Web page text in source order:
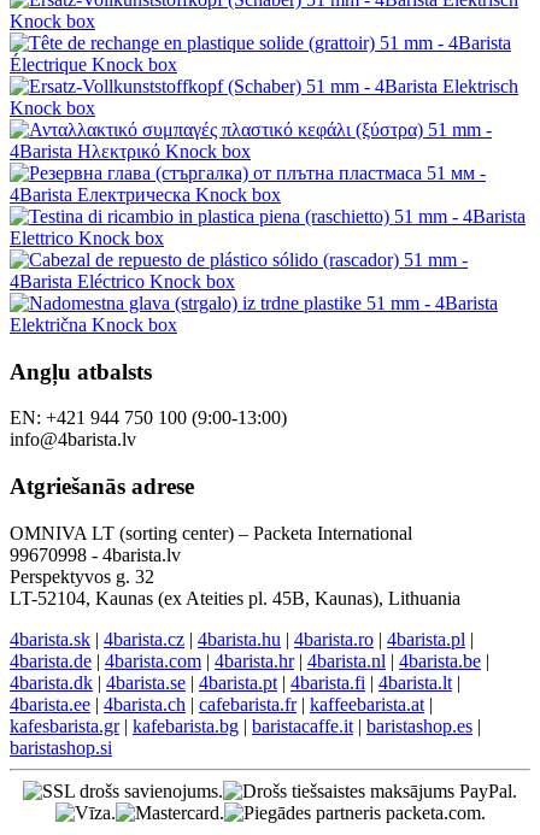
Angļu atbalsts
EN: +421 944 750 100 (9:00-13:00)
info@4barista.lv
Atgriešanās adrese
OMNIVA LT (sorting center) – Packeta International
99670998 - 4barista.lv
Perspektyvos g. 32
LT-52104, Kaunas (ex Ateities pl. 45B, Kaunas), Lithuania
4barista.sk | 4barista.cz | 4barista.hu | 4barista.ro | 4barista.pl |
4barista.de | 4barista.com | 4barista.hr| 4barista.nl | 4barista.be |
4barista.dk | 4barista.se | 4barista.pt | 4barista.fi | 4barista.lt |
4barista.ee | 4barista.ch | cafebarista.fr| kaffeebarista.at |
kafesbarista.gr| kafebarista.bg | baristacaffe.it | baristashop.es |
baristashop.si